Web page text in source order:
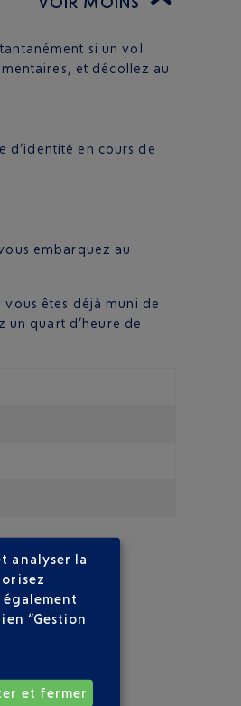
si un vol
et décollez au
d’identité en cours de
embarquez au
êtes déjà muni de
quart d’heure de
analyser la
“Gestion
et fermer